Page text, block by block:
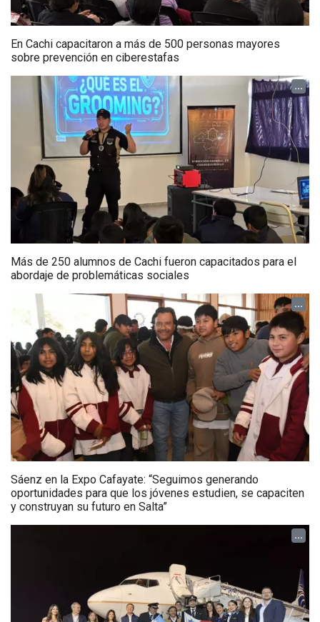
En Cachi capacitaron a más de 500 personas mayores
sobre prevención en ciberestafas
...
Más de 250 alumnos de Cachi fueron capacitados para el
abordaje de problemáticas sociales
...
Sáenz en la Expo Cafayate: “Seguimos generando
oportunidades para que los jóvenes estudien, se capaciten
y construyan su futuro en Salta”
...